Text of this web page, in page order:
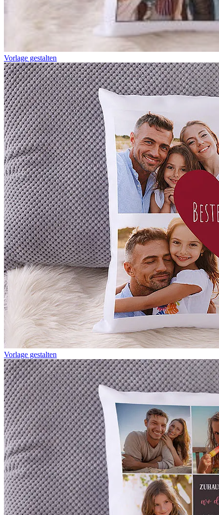
Vorlage gestalten
Vorlage gestalten